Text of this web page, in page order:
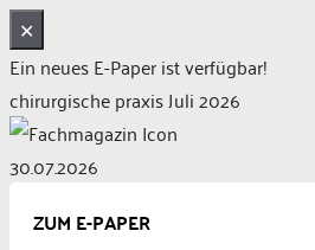
✕
Ein neues E-Paper ist verfügbar!
chirurgische praxis Juli 2026
30.07.2026
ZUM E-PAPER